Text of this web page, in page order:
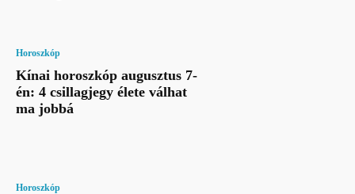
Horoszkóp
Kínai horoszkóp augusztus 7-
én: 4 csillagjegy élete válhat
ma jobbá
Horoszkóp